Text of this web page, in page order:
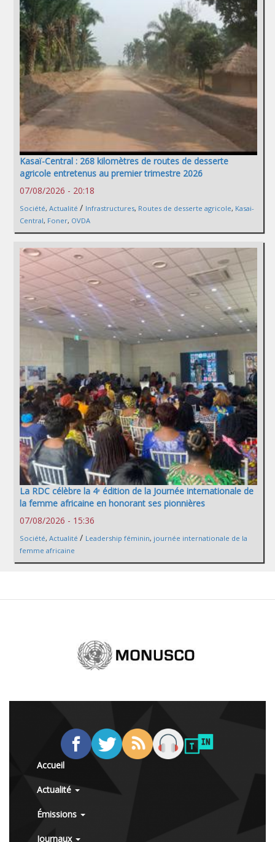
Kasaï-Central : 268 kilomètres de routes de desserte
agricole entretenus au premier trimestre 2026
07/08/2026 - 20:18
Société, Actualité / Infrastructures, Routes de desserte agricole, Kasai-
Central, Foner, OVDA
La RDC célèbre la 4ᵉ édition de la Journée internationale de
la femme africaine en honorant ses pionnières
07/08/2026 - 15:36
Société, Actualité / Leadership féminin, journée internationale de la
femme africaine
Accueil
Actualité
Émissions
Journaux